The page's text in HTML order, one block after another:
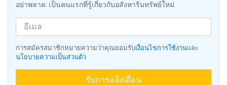
อย่าพลาด: เป็นคนแรกที่รู้เกี่ยวกับอสังหาริมทรัพย์ใหม่
การสมัครสมาชิกหมายความว่าคุณยอมรับเงื่อนไขการใช้งานและ
นโยบายความเป็นส่วนตัว
รับการแจ้งเตือน